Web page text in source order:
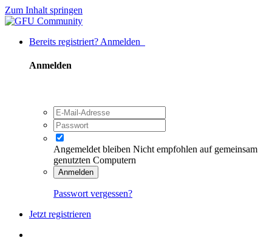
Zum Inhalt springen
Bereits registriert? Anmelden
Anmelden
Angemeldet bleiben Nicht empfohlen auf gemeinsam
genutzten Computern
Anmelden
Passwort vergessen?
Jetzt registrieren